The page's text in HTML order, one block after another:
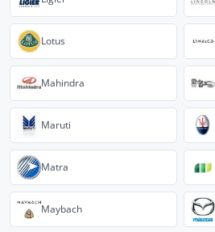
Lotus
Mahindra
Maruti
Matra
Maybach